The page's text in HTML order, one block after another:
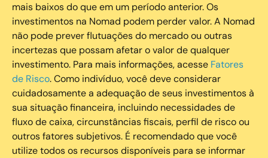
mais baixos do que em um período anterior. Os
investimentos na Nomad podem perder valor. A Nomad
não pode prever flutuações do mercado ou outras
incertezas que possam afetar o valor de qualquer
investimento. Para mais informações, acesse Fatores
de Risco. Como indivíduo, você deve considerar
cuidadosamente a adequação de seus investimentos à
sua situação financeira, incluindo necessidades de
fluxo de caixa, circunstâncias fiscais, perfil de risco ou
outros fatores subjetivos. É recomendado que você
utilize todos os recursos disponíveis para se informar